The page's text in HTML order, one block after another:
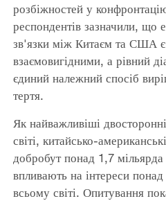
розбіжностей у
респондентів зазначили, що
зв'язки між Китаєм та США
взаємовигідними, а рівний
єдиний належний спосіб
тертя.
Як найважливіші
світі, китайсько-
добробут понад 1,7
впливають на інтереси
всьому світі. Опитування